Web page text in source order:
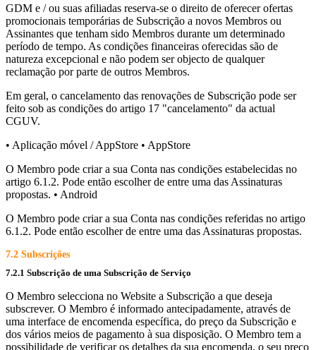
GDM e / ou suas afiliadas reserva-se o direito de oferecer ofertas
promocionais temporárias de Subscrição a novos Membros ou
Assinantes que tenham sido Membros durante um determinado
período de tempo. As condições financeiras oferecidas são de
natureza excepcional e não podem ser objecto de qualquer
reclamação por parte de outros Membros.
Em geral, o cancelamento das renovações de Subscrição pode ser
feito sob as condições do artigo 17 "cancelamento" da actual
CGUV.
• Aplicação móvel / AppStore • AppStore
O Membro pode criar a sua Conta nas condições estabelecidas no
artigo 6.1.2. Pode então escolher de entre uma das Assinaturas
propostas. • Android
O Membro pode criar a sua Conta nas condições referidas no artigo
6.1.2. Pode então escolher de entre uma das Assinaturas propostas.
7.2 Subscrições
7.2.1 Subscrição de uma Subscrição de Serviço
O Membro selecciona no Website a Subscrição a que deseja
subscrever. O Membro é informado antecipadamente, através de
uma interface de encomenda específica, do preço da Subscrição e
dos vários meios de pagamento à sua disposição. O Membro tem a
possibilidade de verificar os detalhes da sua encomenda, o seu preço